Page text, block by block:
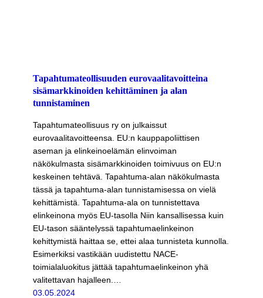
Tapahtumateollisuuden eurovaalitavoitteina
sisämarkkinoiden kehittäminen ja alan
tunnistaminen
Tapahtumateollisuus ry on julkaissut
eurovaalitavoitteensa. EU:n kauppapoliittisen
aseman ja elinkeinoelämän elinvoiman
näkökulmasta sisämarkkinoiden toimivuus on EU:n
keskeinen tehtävä. Tapahtuma-alan näkökulmasta
tässä ja tapahtuma-alan tunnistamisessa on vielä
kehittämistä. Tapahtuma-ala on tunnistettava
elinkeinona myös EU-tasolla Niin kansallisessa kuin
EU-tason sääntelyssä tapahtumaelinkeinon
kehittymistä haittaa se, ettei alaa tunnisteta kunnolla.
Esimerkiksi vastikään uudistettu NACE-
toimialaluokitus jättää tapahtumaelinkeinon yhä
valitettavan hajalleen.…
03.05.2024